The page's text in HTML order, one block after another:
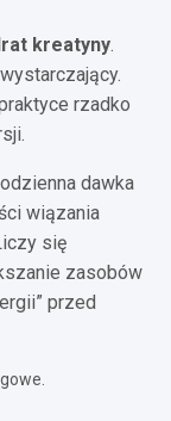
kreatyny.
rzadko
dawka
wiązania
się
zasobów
przed